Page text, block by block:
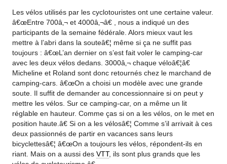
Les vélos utilisés par les cyclotouristes ont une certaine valeur.
â€œEntre 700â‚¬ et 4000â‚¬â€ , nous a indiqué un des
participants de la semaine fédérale. Alors mieux vaut les
mettre à l’abri dans la souteâ€¦ même si ça ne suffit pas
toujours : â€œL’an dernier on s’est fait voler le camping-car
avec les deux vélos dedans. 3000â‚¬ chaque véloâ€¦â€
Micheline et Roland sont donc retournés chez le marchand de
camping-cars. â€œOn a choisi un modèle avec une grande
soute. Il suffit de demander au concessionnaire si on peut y
mettre les vélos. Sur ce camping-car, on a même un lit
réglable en hauteur. Comme ças si on a les vélos, on le met en
position haute.â€ Si on a les vélosâ€¦ Comme s’il arrivait à ces
deux passionnés de partir en vacances sans leurs
bicyclettesâ€¦ â€œOn a toujours les vélos, répondent-ils en
riant. Mais on a aussi desVTT, ils sont plus grands que les